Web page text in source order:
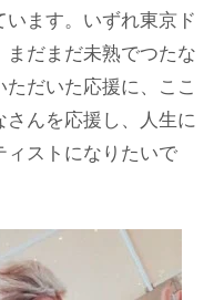
ます。いずれ東京ド
だまだ未熟でつたな
だいた応援に、ここ
んを応援し、人生に
ストになりたいで